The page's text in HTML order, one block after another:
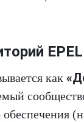
как
обеспечения